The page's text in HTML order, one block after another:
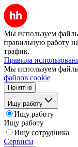
Мы используем
правильную работу
трафик.
Правила
Мы используем
файлов cookie
Понятно
Ищу работу
Ищу работу
Ищу работу
Ищу сотрудника
Сервисы